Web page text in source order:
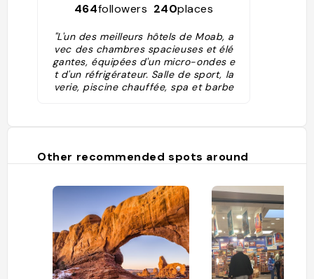
464followers 240places
"L'un des meilleurs hôtels de Moab, a
vec des chambres spacieuses et élé
gantes, équipées d'un micro-ondes e
t d'un réfrigérateur. Salle de sport, la
verie, piscine chauffée, spa et barbe
Other recommended spots around